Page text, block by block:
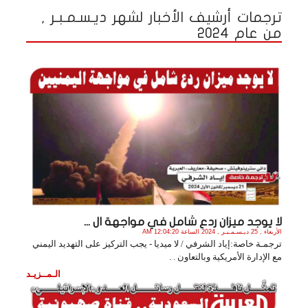
ترجمات أرشيف الأخبار لشهر ديـسـمـبـر ,
من عام 2024
لا يوجد ميزان ردع شامل في مواجهة ال ...
الأربعاء , 25 ديـسـمـبـر , 2024 الساعة 12:04:20 AM
ترجمـة خاصة:إياد الشرفي / لا ميديا - يجب التركيز على التهديد اليمني
مع الإدارة الأمريكية وبالتعاون . .
الـمــزيـد